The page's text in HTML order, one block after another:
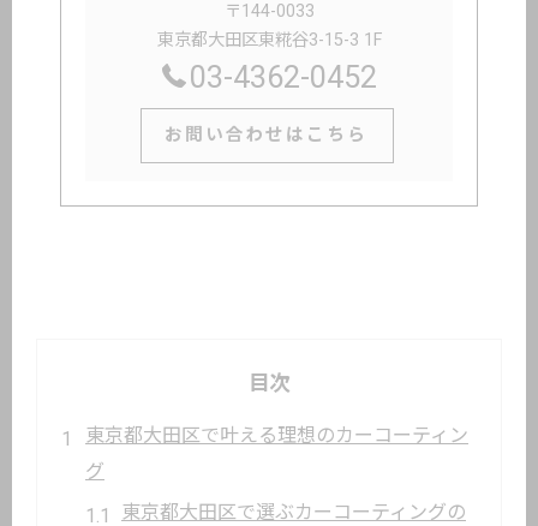
〒144-0033
東京都大田区東糀谷3-15-3 1F
03-4362-0452
お問い合わせはこちら
目次
東京都大田区で叶える理想のカーコーティン
グ
東京都大田区で選ぶカーコーティングの